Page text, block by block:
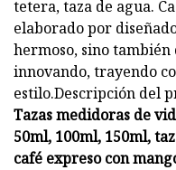
tetera, taza de agua.
elaborado por
hermoso, sino
innovando, trayendo
estilo.Descripción del
Tazas medidoras de
50ml, 100ml, 150ml,
café expreso con